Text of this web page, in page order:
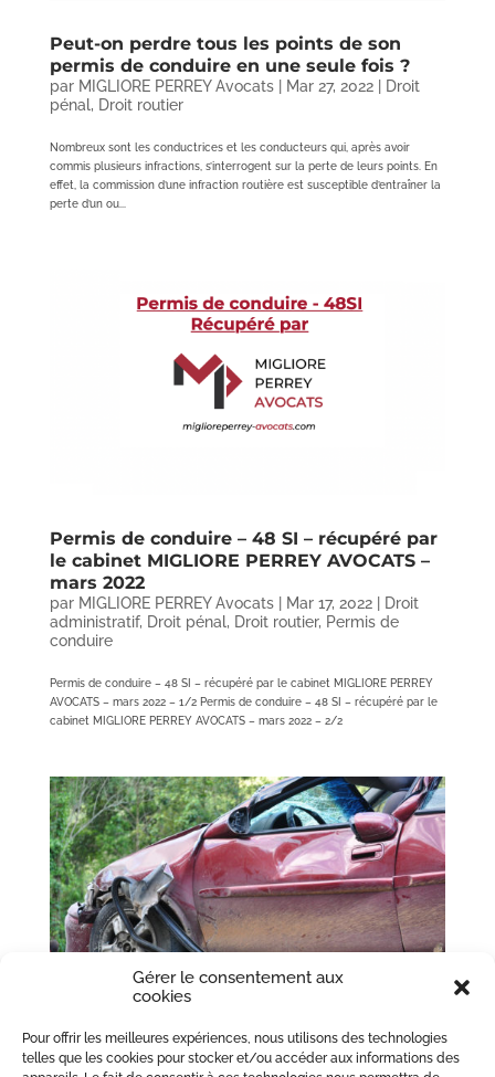
Gérer le consentement aux
cookies
Pour offrir les meilleures expériences, nous utilisons des technologies
telles que les cookies pour stocker et/ou accéder aux informations des
Peut-on perdre tous les points de son
permis de conduire en une seule fois ?
par MIGLIORE PERREY Avocats| Mar 27, 2022|
Droit
pénal, Droit routier
Nombreux sont les conductrices et les conducteurs qui, après avoir
commis plusieurs infractions, s’interrogent sur la perte de leurs points. En
effet, la commission d’une infraction routière est susceptible d’entraîner la
perte d’un ou...
Permis de conduire – 48 SI – récupéré par
le cabinet MIGLIORE PERREY AVOCATS –
mars 2022
par MIGLIORE PERREY Avocats| Mar 17, 2022|
Droit
administratif, Droit pénal, Droit routier, Permis de
conduire
Permis de conduire – 48 SI – récupéré par le cabinet MIGLIORE PERREY
AVOCATS – mars 2022 – 1/2 Permis de conduire – 48 SI – récupéré par le
cabinet MIGLIORE PERREY AVOCATS – mars 2022 – 2/2
Compétence du fonds de garantie (FGAO)
lors d’un accident à l’étranger
par MIGLIORE PERREY Avocats Mar 14, 2022 Droit